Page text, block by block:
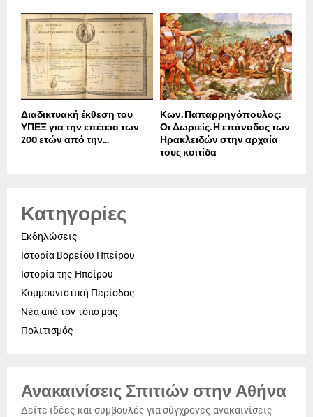
Διαδικτυακή έκθεση του
ΥΠΕΞ για την επέτειο των
200 ετών από την...
Κων. Παπαρρηγόπουλος:
Οι Δωριείς. Η επάνοδος των
Ηρακλειδών στην αρχαία
τους κοιτίδα
Κατηγορίες
Εκδηλώσεις
Ιστορία Βορείου Ηπείρου
Ιστορία της Ηπείρου
Κομμουνιστική Περίοδος
Νέα από τον τόπο μας
Πολιτισμός
Ανακαινίσεις Σπιτιών στην Αθήνα
Δείτε ιδέες και συμβουλές για σύγχρονες ανακαινίσεις